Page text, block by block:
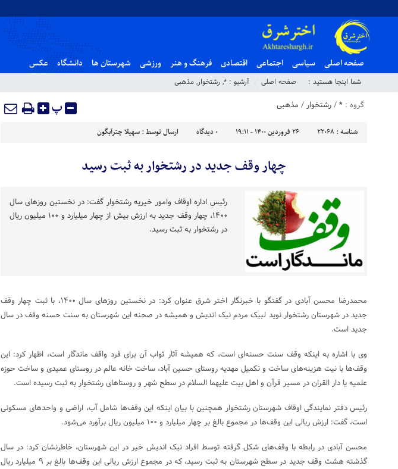
صفحه اصلی سیاسی اجتماعی اقتصادی فرهنگ و هنر ورزشی شهرستان ها دانشگاه عکس
شما اینجا هستید : صفحه اصلی آرشیو : *
, رشتخوار, مذهبی
گروه : *
/رشتخوار/ مذهبی پ
شناسه : 22068 ۲۶ فروردین ۱۴۰۰ - ۱۹:۱۱ ۰ دیدگاه ارسال توسط : سهیلا چترآبگون
چهار وقف جدید در رشتخوار به ثبت رسید
رئیس اداره اوقاف وامور خیریه رشتخوار گفت: در نخستین روزهای سال
۱۴۰۰، چهار وقف جدید به ارزش بیش از چهار میلیارد و ۱۰۰ میلیون ریال
در رشتخوار به ثبت رسید.
محمدرضا محسن آبادی در گفتگو با خبرنگار اختر شرق عنوان کرد: در نخستین روزهای سال ۱۴۰۰، با ثبت چهار وقف
جدید در شهرستان رشتخوار نوید لبیک مردم نیک اندیش و همیشه در صحنه این شهرستان به سنت حسنه وقف در سال
جدید است.
وی با اشاره به اینکه وقف سنت حسنه‌ای است، که همیشه آثار ثواب آن برای فرد واقف ماندگار است، اظهار کرد: این
وقف‌ها با نیت هزینه‌های ساخت و تکمیل مهدیه روستای حسین آباد، ساخت خانه عالم در روستای عمیدی و ساخت حوزه
علمیه یا دار القران در مسیر قرآن و اهل بیت علیهما السلام در سطح شهر و روستاهای رشتخوار به ثبت رسیده است.
رئیس دفتر نمایندگی اوقاف شهرستان رشتخوار همچنین با بیان اینکه این وقف‌ها شامل آب، اراضی و واحدهای مسکونی
است، گفت: ارزش ریالی این وقف‌ها در مجموع بالغ بر چهار میلیارد و ۱۰۰ میلیون ریال برآورد می‌شود.
محسن آبادی در رابطه با وقف‌های شکل گرفته توسط افراد نیک اندیش خیر در این شهرستان، خاطرنشان کرد: در سال
گذشته هشت وقف جدید در سطح شهرستان به ثبت رسید، که در مجموع ارزش ریالی این وقف‌ها بالغ بر ۹ میلیارد ریال